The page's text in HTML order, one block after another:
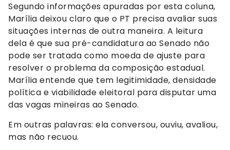
Segundo informações apuradas por esta coluna,
Marília deixou claro que o PT precisa avaliar suas
situações internas de outra maneira. A leitura
dela é que sua pré-candidatura ao Senado não
pode ser tratada como moeda de ajuste para
resolver o problema da composição estadual.
Marília entende que tem legitimidade, densidade
política e viabilidade eleitoral para disputar uma
das vagas mineiras ao Senado.
Em outras palavras: ela conversou, ouviu, avaliou,
mas não recuou.